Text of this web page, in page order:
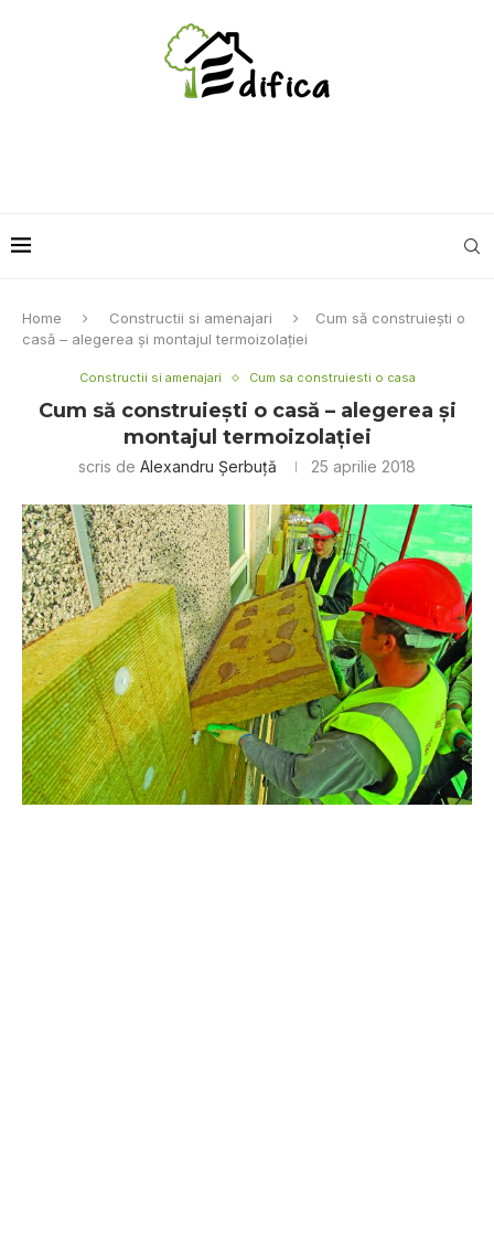
Home Constructii si amenajari
Cum să construiești o
casă – alegerea și montajul termoizolației
Constructii si amenajari Cum sa construiesti o casa
Cum să construiești o casă – alegerea și
montajul termoizolației
scris de Alexandru Șerbuță 25 aprilie 2018